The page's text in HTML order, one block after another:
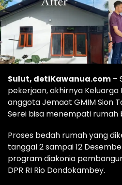
Sulut, detiKawanua.com –
pekerjaan, akhirnya
anggota Jemaat GMIM Sion
Serei bisa menempati rumah
Proses bedah rumah yang
tanggal 2 sampai 12
program diakonia
DPR RI Rio Dondokambey.